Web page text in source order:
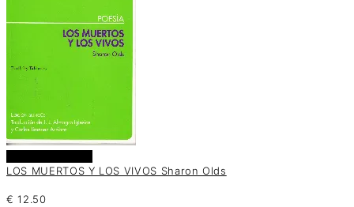
LOS MUERTOS Y LOS VIVOS Sharon Olds
€ 12.50